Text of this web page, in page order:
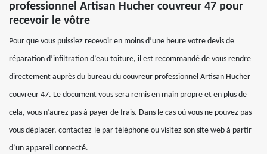
professionnel Artisan Hucher couvreur 47 pour
recevoir le vôtre
Pour que vous puissiez recevoir en moins d’une heure votre devis de
réparation d’infiltration d’eau toiture, il est recommandé de vous rendre
directement auprès du bureau du couvreur professionnel Artisan Hucher
couvreur 47. Le document vous sera remis en main propre et en plus de
cela, vous n’aurez pas à payer de frais. Dans le cas où vous ne pouvez pas
vous déplacer, contactez-le par téléphone ou visitez son site web à partir
d’un appareil connecté.